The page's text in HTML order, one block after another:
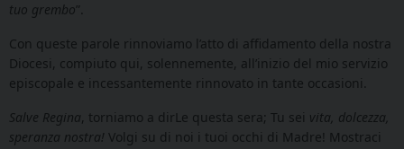
tuo grembo”.
Con queste parole rinnoviamo l’atto di affidamento della nostra
Diocesi, compiuto qui, solennemente, all’inizio del mio servizio
episcopale e incessantemente rinnovato in tante occasioni.
Salve Regina, torniamo a dirLe questa sera; Tu sei vita, dolcezza,
speranza nostra! Volgi su di noi i tuoi occhi di Madre! Mostraci